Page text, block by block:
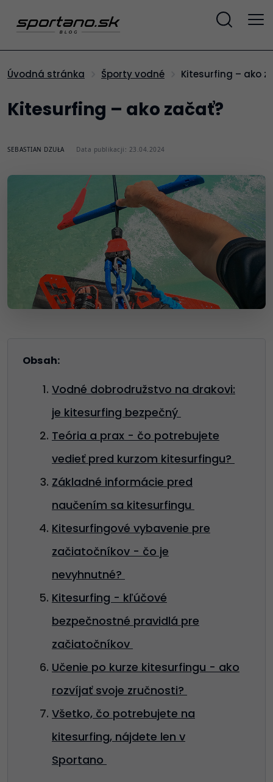
Úvodná stránka Športy vodné Kitesurfing – ako
Kitesurfing – ako začať?
SEBASTIAN DZUŁA Data publikacji: 23.04.2024
Obsah:
Vodné dobrodružstvo na drakovi:
je kitesurfing bezpečný
Teória a prax - čo potrebujete
vedieť pred kurzom kitesurfingu?
Základné informácie pred
naučením sa kitesurfingu
Kitesurfingové vybavenie pre
začiatočníkov - čo je
nevyhnutné?
Kitesurfing - kľúčové
bezpečnostné pravidlá pre
začiatočníkov
Učenie po kurze kitesurfingu - ako
rozvíjať svoje zručnosti?
Všetko, čo potrebujete na
kitesurfing, nájdete len v
Sportano